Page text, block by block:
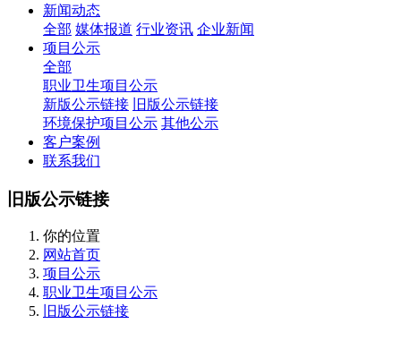
新闻动态
全部 媒体报道 行业资讯 企业新闻
项目公示
全部
职业卫生项目公示
新版公示链接
旧版公示链接
环境保护项目公示 其他公示
客户案例
联系我们
旧版公示链接
你的位置
网站首页
项目公示
职业卫生项目公示
旧版公示链接